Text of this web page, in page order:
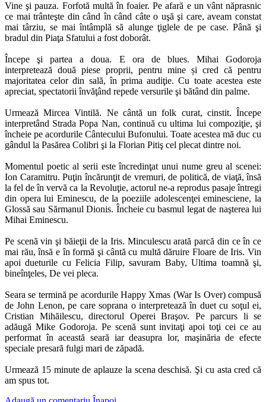
Vine şi pauza. Forfotă multă în foaier. Pe afară e un vânt năprasnic
ce mai trânteşte din când în când câte o uşă şi care, aveam constat
mai târziu, se mai întâmplă să alunge ţiglele de pe case. Până şi
bradul din Piaţa Sfatului a fost doborât.
Începe şi partea a doua. E ora de blues. Mihai Godoroja
interpretează două piese proprii, pentru mine și cred că pentru
majoritatea celor din sală, în prima audiţie. Cu toate acestea este
apreciat, spectatorii învăţând repede versurile şi bătând din palme.
Urmează Mircea Vintilă. Ne cântă un folk curat, cinstit. Începe
interpretând Strada Popa Nan, continuă cu ultima lui compoziţie, şi
încheie pe acordurile Cântecului Bufonului. Toate acestea mă duc cu
gândul la Pasărea Colibri şi la Florian Pitiş cel plecat dintre noi.
Momentul poetic al serii este încredinţat unui nume greu al scenei:
Ion Caramitru. Puţin încărunţit de vremuri, de politică, de viaţă, însă
la fel de în vervă ca la Revoluţie, actorul ne-a reprodus pasaje întregi
din opera lui Eminescu, de la poeziile adolescenţei eminesciene, la
Glossă sau Sărmanul Dionis. Încheie cu basmul legat de naşterea lui
Mihai Eminescu.
Pe scenă vin şi băieţii de la Iris. Minculescu arată parcă din ce în ce
mai rău, însă e în formă şi cântă cu multă dăruire Floare de Iris. Vin
apoi dueturile cu Felicia Filip, savuram Baby, Ultima toamnă şi,
bineînţeles, De vei pleca.
Seara se termină pe acordurile Happy Xmas (War Is Over) compusă
de John Lenon, pe care soprana o interpretează în duet cu soţul ei,
Cristian Mihăilescu, directorul Operei Braşov. Pe parcurs li se
adăugă Mike Godoroja. Pe scenă sunt invitaţi apoi toţi cei ce au
performat în această seară iar deasupra lor, maşinăria de efecte
speciale presară fulgi mari de zăpadă.
Urmează 15 minute de aplauze la scena deschisă. Şi cu asta cred că
am spus tot.